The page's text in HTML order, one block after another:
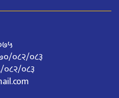
०८२/०८३
०८२/०८३